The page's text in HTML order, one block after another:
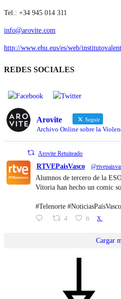
Tel.: +34 945 014 311
info@arovite.com
http://www.ehu.eus/es/web/
REDES SOCIALES
Arovite Seguir
Archivo Online sobre la
Arovite Retuiteado
RTVEPaisVasco
Alumnos de tercero de la
Vitoria han hecho un comic
#Telenorte
4 6 X
Cargar